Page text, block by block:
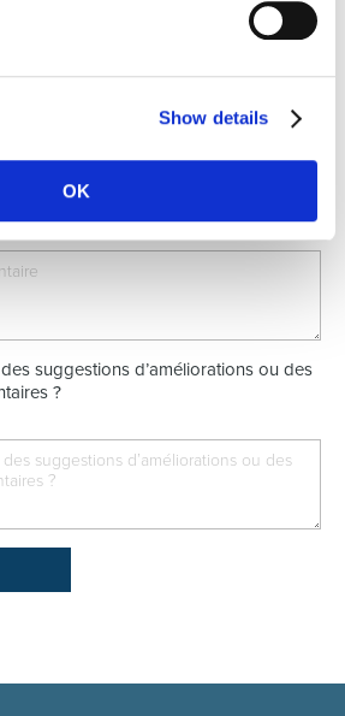
Show details
OK
Insuffusant
le cabinet à vos amis, famille ou
Médiocre Insuffusant
suggestions d’améliorations ou des
?